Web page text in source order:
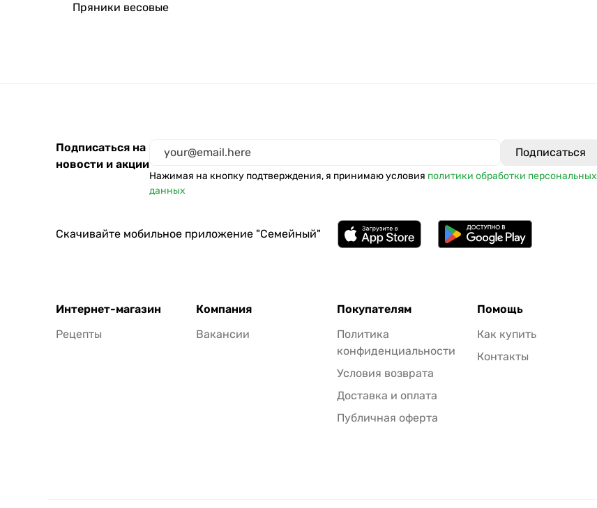
Пряники весовые
Подписаться на
новости и акции
Нажимая на кнопку подтверждения, я принимаю условия политики обработки персональных
данных
Скачивайте мобильное приложение "Семейный"
Интернет-магазин
Рецепты
Компания
Вакансии
Покупателям
Политика
конфиденциальности
Условия возврата
Доставка и оплата
Публичная оферта
Помощь
Как купить
Контакты